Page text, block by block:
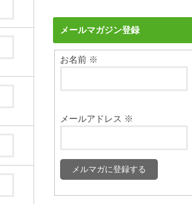
メールマガジン登録
お名前 ※
メールアドレス ※